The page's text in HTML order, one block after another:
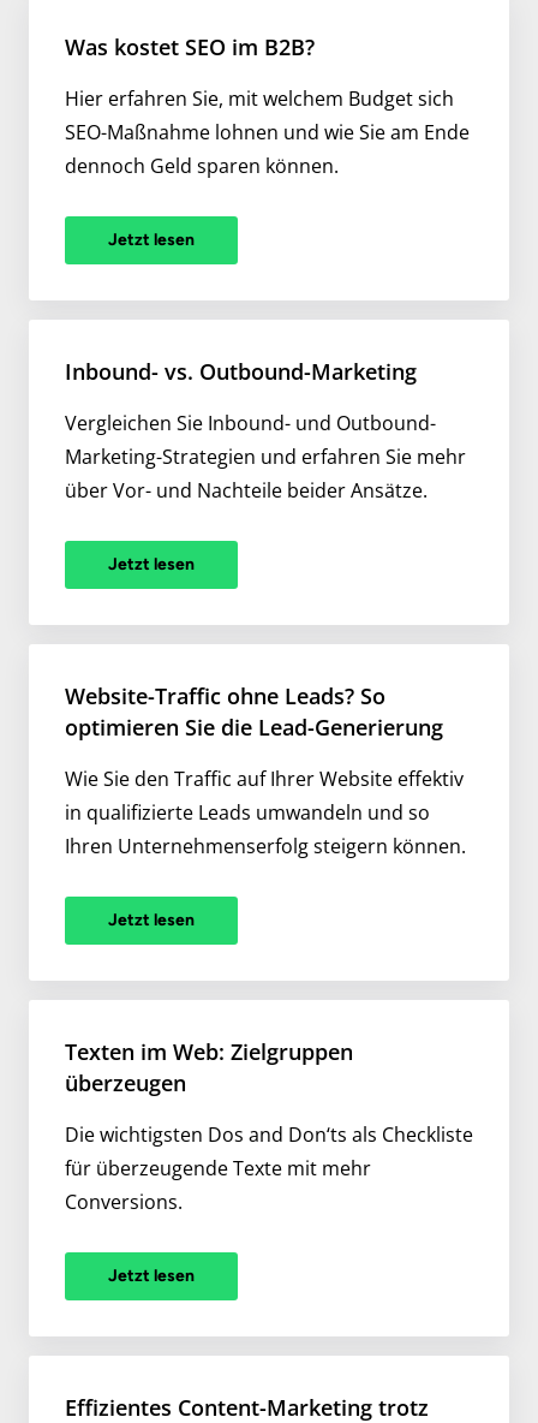
Was kostet SEO im B2B?
Hier erfahren Sie, mit welchem Budget sich
SEO-Maßnahme lohnen und wie Sie am Ende
dennoch Geld sparen können.
Jetzt lesen
Inbound- vs. Outbound-Marketing
Vergleichen Sie Inbound- und Outbound-
Marketing-Strategien und erfahren Sie mehr
über Vor- und Nachteile beider Ansätze.
Jetzt lesen
Website-Traffic ohne Leads? So
optimieren Sie die Lead-Generierung
Wie Sie den Traffic auf Ihrer Website effektiv
in qualifizierte Leads umwandeln und so
Ihren Unternehmenserfolg steigern können.
Jetzt lesen
Texten im Web: Zielgruppen
überzeugen
Die wichtigsten Dos and Don‘ts als Checkliste
für überzeugende Texte mit mehr
Conversions.
Jetzt lesen
Effizientes Content-Marketing trotz